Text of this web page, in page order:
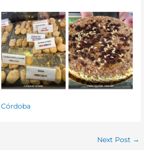
Next Post →